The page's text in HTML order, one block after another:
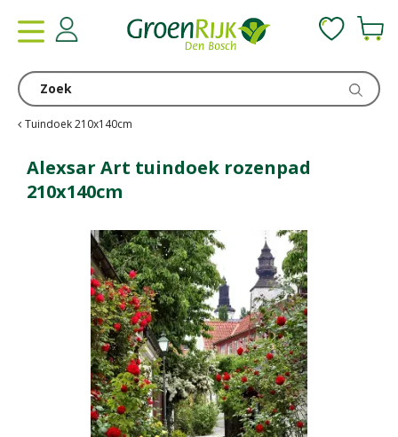
Tuindoek 210x140cm
Alexsar Art tuindoek rozenpad
210x140cm